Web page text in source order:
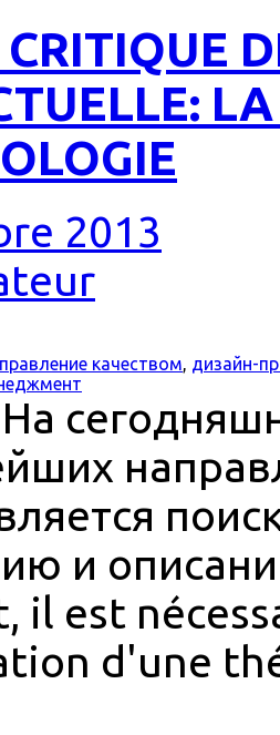
2013
качеством, дизайн-
и
il est
d'une